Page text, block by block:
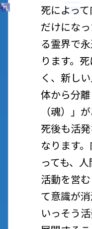
死によって
だけにな
る霊界で
ります。
く、新し
体から分
（魂）」
死後も活
なります
っても、
活動を営
て意識が
いっそう